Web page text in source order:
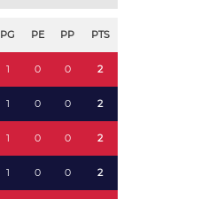
PG PE PP PTS
1 0 0 2
1 0 0 2
1 0 0 2
1 0 0 2